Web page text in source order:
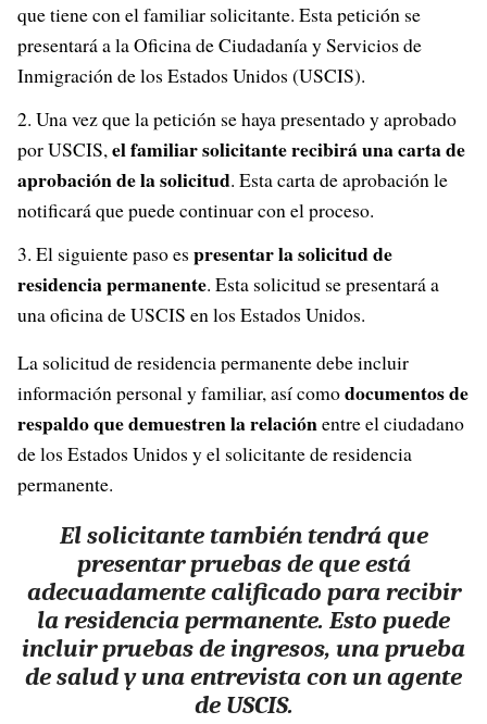
que tiene con el familiar solicitante. Esta petición se
presentará a la Oficina de Ciudadanía y Servicios de
Inmigración de los Estados Unidos (USCIS).
Una vez que la petición se haya presentado y aprobado
por USCIS,el familiar solicitante recibirá una carta de
aprobación de la solicitud. Esta carta de aprobación le
notificará que puede continuar con el proceso.
El siguiente paso es presentar la solicitud de
residencia permanente. Esta solicitud se presentará a
una oficina de USCIS en los Estados Unidos.
La solicitud de residencia permanente debe incluir
información personal y familiar, así comodocumentos de
respaldo que demuestren la relaciónentre el ciudadano
de los Estados Unidos y el solicitante de residencia
permanente.
El solicitante también tendrá que
presentar pruebas de que está
adecuadamente calificado para recibir
la residencia permanente. Esto puede
incluir pruebas de ingresos, una prueba
de salud y una entrevista con un agente
de USCIS.